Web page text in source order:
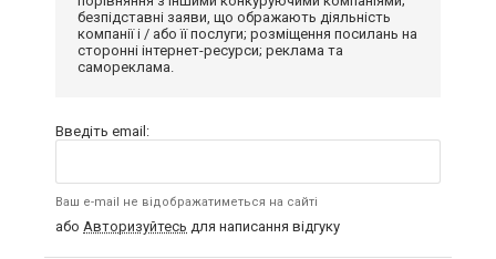
безпідставні заяви, що ображають діяльність
компанії і / або її послуги; розміщення посилань на
сторонні інтернет-ресурси; реклама та
самореклама.
Введіть email:
Ваш e-mail не відображатиметься на сайті
або Авторизуйтесь для написання відгуку